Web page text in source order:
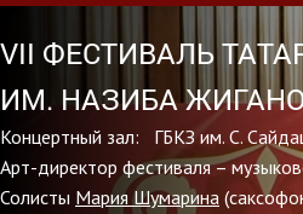
VII ФЕСТИВАЛЬ
ИМ. НАЗИБА
Концертный зал: ГБКЗ им. С.
Арт-директор фестиваля –
Солисты Мария Шумарина